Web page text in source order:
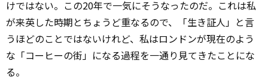
けではない。この20年で一気にそうなったのだ。これは私
が来英した時期とちょうど重なるので、「生き証人」と言
うほどのことではないけれど、私はロンドンが現在のよう
な「コーヒーの街」になる過程を一通り見てきたことにな
る。